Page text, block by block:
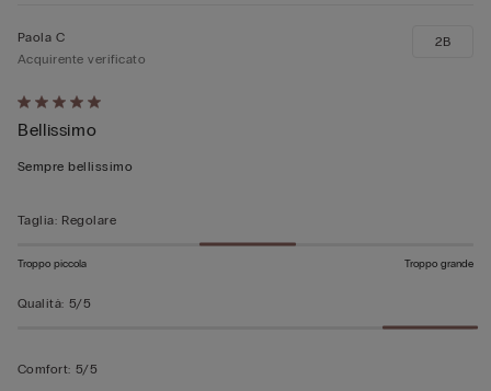
Valutato
5
su
Paola C
Acquirente verificato
Bellissimo
Sempre bellissimo
2B
Taglia: Regolare
Troppo piccola Troppo grande
Qualità: 5/5
Comfort: 5/5